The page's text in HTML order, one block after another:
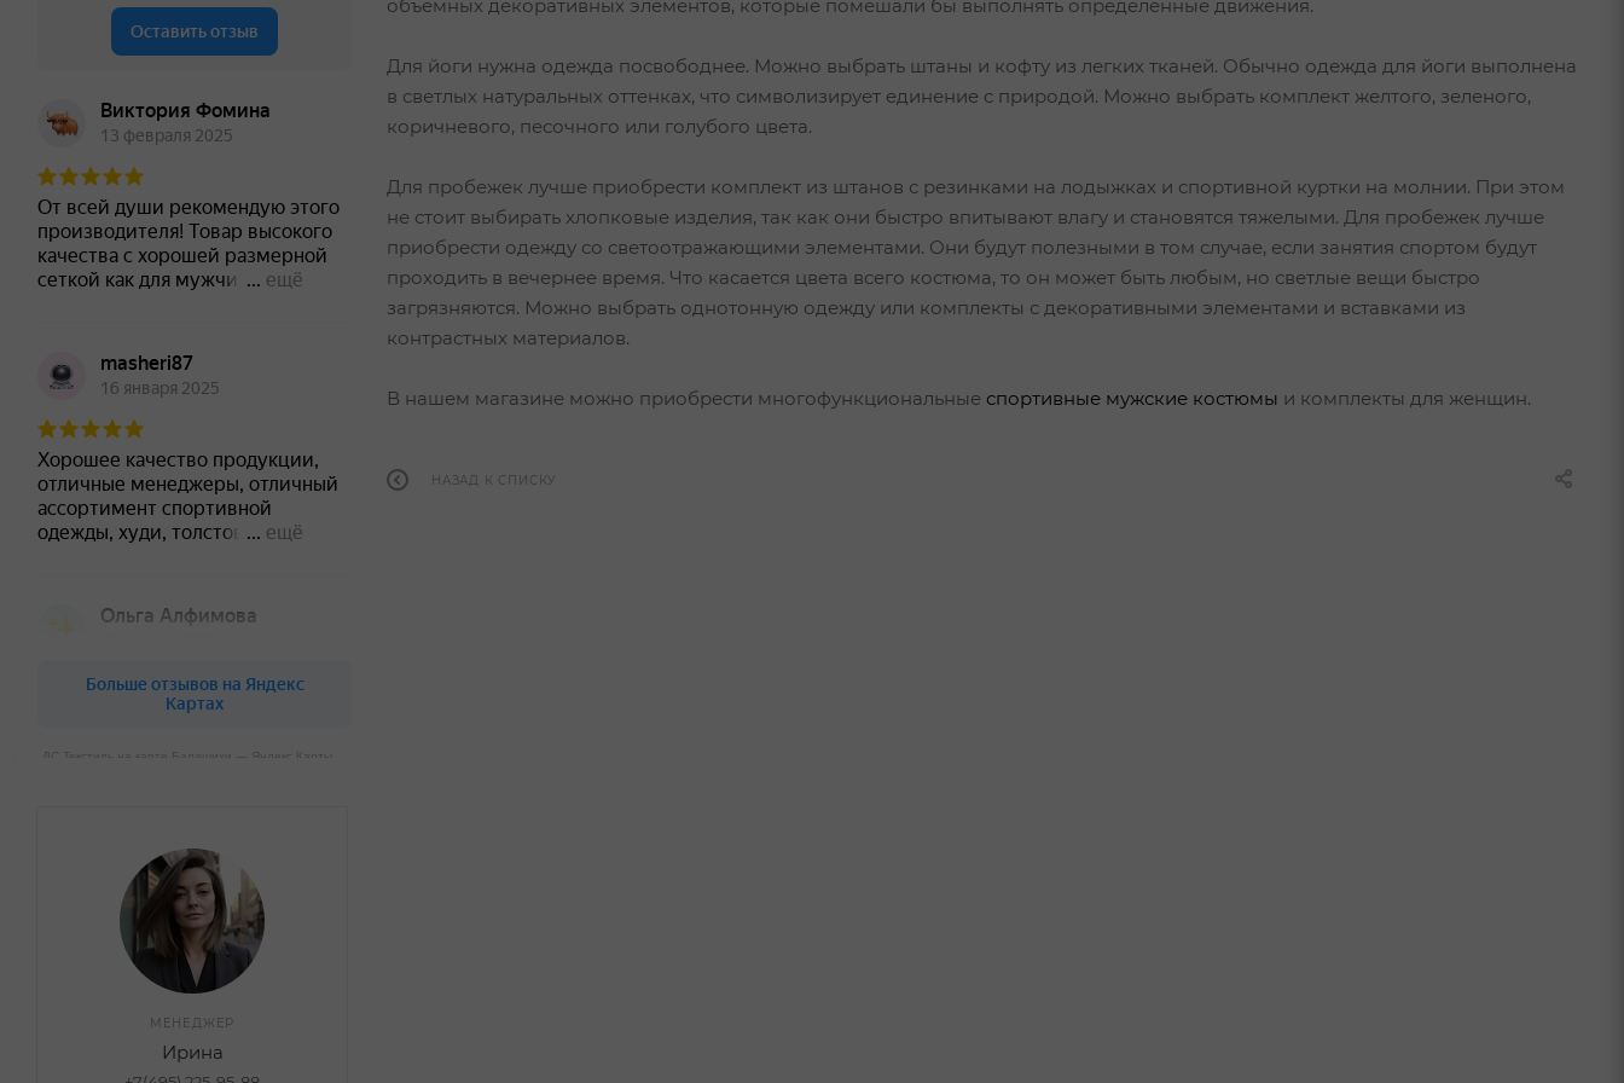
объемных декоративных элементов, которые помешали бы выполнять определенные движения.
Для йоги нужна одежда посвободнее. Можно выбрать штаны и кофту из легких тканей. Обычно одежда для йоги выполнена
в светлых натуральных оттенках, что символизирует единение с природой. Можно выбрать комплект желтого, зеленого,
коричневого, песочного или голубого цвета.
Для пробежек лучше приобрести комплект из штанов с резинками на лодыжках и спортивной куртки на молнии. При этом
не стоит выбирать хлопковые изделия, так как они быстро впитывают влагу и становятся тяжелыми. Для пробежек лучше
приобрести одежду со светоотражающими элементами. Они будут полезными в том случае, если занятия спортом будут
проходить в вечернее время. Что касается цвета всего костюма, то он может быть любым, но светлые вещи быстро
загрязняются. Можно выбрать однотонную одежду или комплекты с декоративными элементами и вставками из
контрастных материалов.
В нашем магазине можно приобрести многофункциональные спортивные мужские костюмы и комплекты для женщин.
НАЗАД К СПИСКУ
ДС Текстиль на карте Балашихи — Яндекс Карты
МЕНЕДЖЕР
Ирина